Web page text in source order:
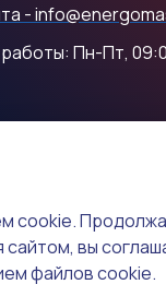
-
Пн-Пт,
cookie.
сайтом, вы
файлов cookie.